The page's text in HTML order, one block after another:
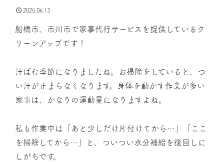
2025.06.13
船橋市、市川市で家事代行サービスを提供しているク
リーンアップです！
汗ばむ季節になりましたね。お掃除をしていると、つ
い汗が止まらなくなります。身体を動かす作業が多い
家事は、かなりの運動量になりますよね。
私も作業中は「あと少しだけ片付けてから…」「ここ
を掃除してから…」と、ついつい水分補給を後回しに
しがちです。